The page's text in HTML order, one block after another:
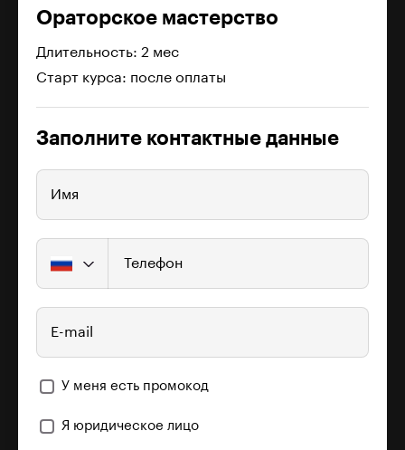
Ораторское мастерство
Длительность: 2 мес
Старт курса: после оплаты
Заполните контактные данные
Имя
Телефон
E-mail
У меня есть промокод
Я юридическое лицо